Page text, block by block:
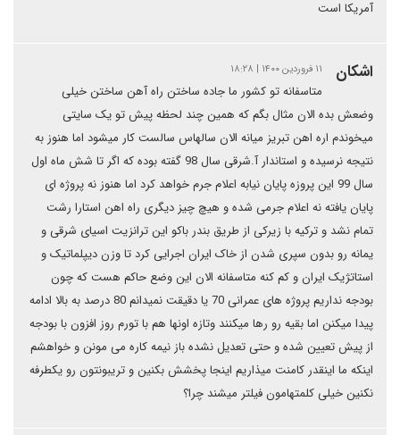
آمریکا است
اشکان ۱۱ فروردین ۱۴۰۰ | ۱۸:۲۸
متاسفانه تو کشور ما جاده ساختن راه آهن ساختن خیلی
وضعش بده الان مثال بگم که همین چند لحظه پیش تو یک سایتی
میخوندم اره اهن تبریز میانه الان سالهاس سالست کار میشود اما هنوز به
نتیجه نرسیده و استاندار آ.شرقی سال 98 گفته بوده که اگر تا شش ماه اول
سال 99 این پروزه پایان نیابه اعلام جرم خواهد کرد اما هنوز نه پروژه ای
پایان یافته نه اعلام جرمی شده و هیچ چیز دیگری راه اهن استارا رشت
تمام نشد و ترکیه با زیرکی از طریق بندر باکو این ترانزیت اسیای شرقی و
یمانه رو بدون سپری شدن از خاک ایران اجرایی کرد تا وزن دیپلماتیک و
استاتژیک ایران و کم کنه متاسفانه الان این وضع حاکم هست که چون
بودجه نداریم پروژه های عمرانی 70 یا دقیقت نمیدانم 80 درصد به بالا ادامه
پیدا میکنن اما بقیه رو رها میکنند وتازه اونها هم با تورم روز افزون با بودجه
از پیش تعیین شده و حتی تعدیل نشده باز نیمه کاره می مونن و خواهشم
اینکه ما اینقدر کامنت میذاریم اینجا پخشش بکنین و تریبونتون رو یکطرفه
نکنین خیلی کلمتهامون فیلتر میشند چرا؟